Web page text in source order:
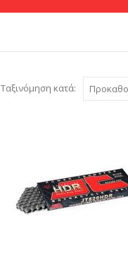
Ταξινόμηση κατά: